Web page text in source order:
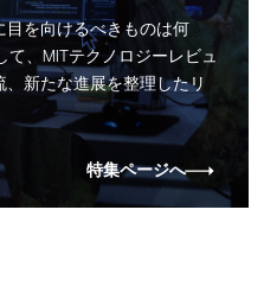
目を向けるべきものは何
、MITテクノロジーレビュ
新たな進展を整理したリ
特集ページへ